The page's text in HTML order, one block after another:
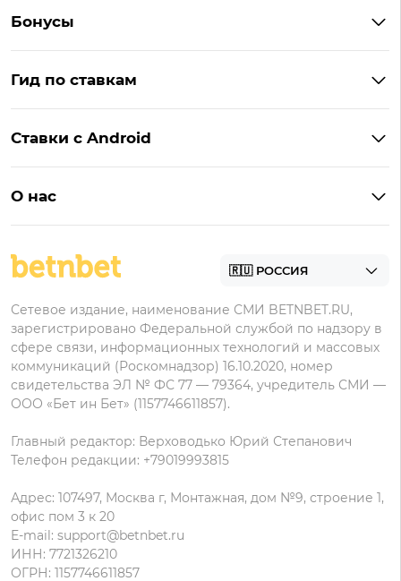
BetBoom
Пари
Леон
Zenit
Бонусы
Бонусы BetBoom
Бонусы Леон
Гид по ставкам
БК для ставок с мобильного
Ставки с Android
Фонбет на Андроид
Олимп на Андроид
О нас
Пользовательское соглашение
данных
Сетевое издание, наименование СМИ BETNBET.RU,
зарегистрировано Федеральной службой по надзору в
сфере связи, информационных технологий и массовых
коммуникаций (Роскомнадзор) 16.10.2020, номер
свидетельства ЭЛ № ФС 77 — 79364, учредитель СМИ —
ООО «Бет ин Бет» (1157746611857).
Главный редактор: Верховодько Юрий Степанович
Телефон редакции: +79019993815
Адрес: 107497, Москва г, Монтажная, дом №9, строение 1,
офис пом 3 к 20
E-mail: support@betnbet.ru
ИНН: 7721326210
ОГРН: 1157746611857